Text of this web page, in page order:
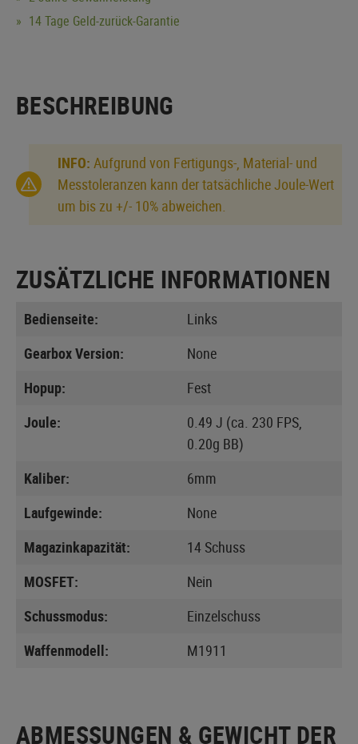
14 Tage Geld-zurück-Garantie
BESCHREIBUNG
INFO: Aufgrund von Fertigungs-, Material- und
Messtoleranzen kann der tatsächliche Joule-Wert
um bis zu +/- 10% abweichen.
ZUSÄTZLICHE INFORMATIONEN
Bedienseite:
Links
Gearbox Version:
None
Hopup:
Fest
Joule:
0.49 J (ca. 230 FPS,
0.20g BB)
Kaliber:
6mm
Laufgewinde:
None
Magazinkapazität:
14 Schuss
MOSFET:
Nein
Schussmodus:
Einzelschuss
Waffenmodell:
M1911
ABMESSUNGEN & GEWICHT DER